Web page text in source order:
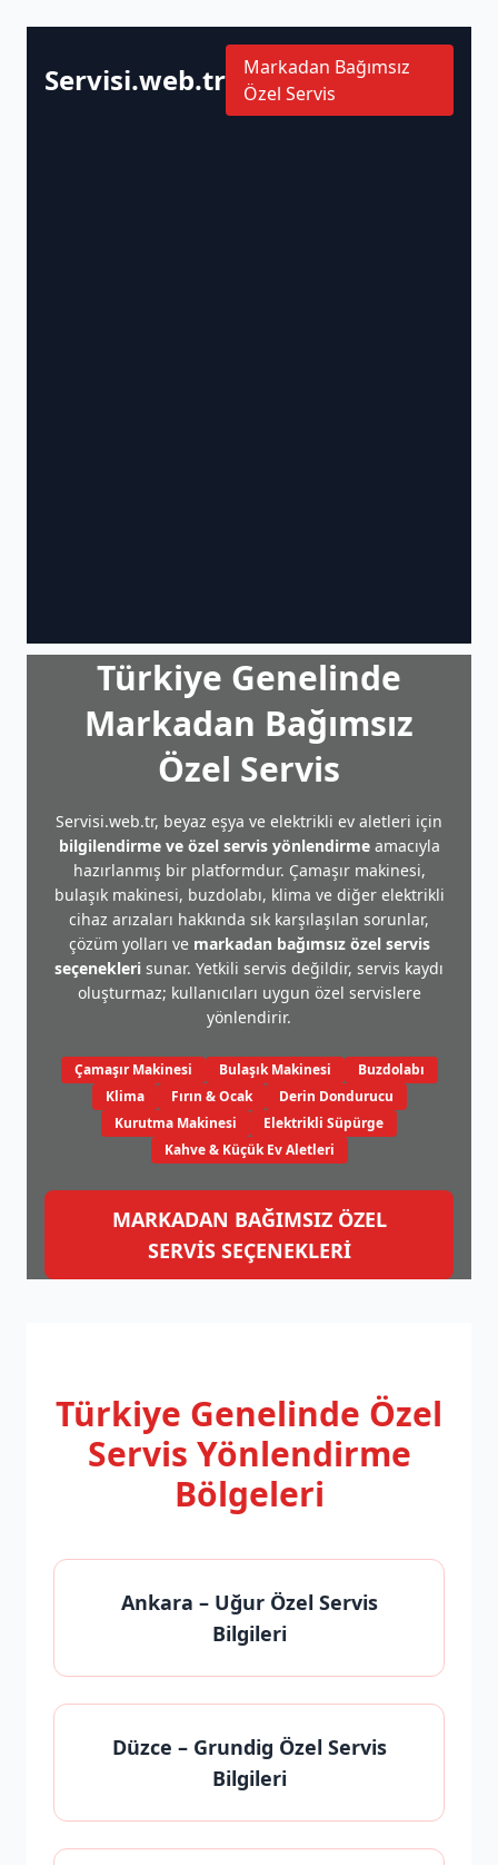
Servisi.web.tr
Markadan Bağımsız
Özel Servis
Türkiye Genelinde
Markadan Bağımsız
Özel Servis
Servisi.web.tr, beyaz eşya ve elektrikli ev aletleri için
bilgilendirme ve özel servis yönlendirmeamacıyla
hazırlanmış bir platformdur. Çamaşır makinesi,
bulaşık makinesi, buzdolabı, klima ve diğer elektrikli
cihaz arızaları hakkında sık karşılaşılan sorunlar,
çözüm yolları ve markadan bağımsız özel servis
seçenekleri sunar. Yetkili servis değildir, servis kaydı
oluşturmaz; kullanıcıları uygun özel servislere
yönlendirir.
Çamaşır Makinesi Bulaşık Makinesi
Buzdolabı
Klima
Fırın & Ocak
Derin Dondurucu
Kurutma Makinesi
Elektrikli Süpürge
Kahve & Küçük Ev Aletleri
MARKADAN BAĞIMSIZ ÖZEL
SERVİS SEÇENEKLERİ
Türkiye Genelinde Özel
Servis Yönlendirme
Bölgeleri
Ankara – Uğur Özel Servis
Bilgileri
Düzce – Grundig Özel Servis
Bilgileri